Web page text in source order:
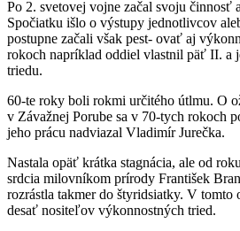
Po 2. svetovej vojne začal svoju činnosť
Spočiatku išlo o výstupy jednotlivcov
postupne začali však pest- ovať aj
rokoch napríklad oddiel vlastnil päť II. a
triedu.
60-te roky boli rokmi určitého útlmu. O
v Závažnej Porube sa v 70-tych rokoch
jeho prácu nadviazal Vladimír Jurečka.
Nastala opäť krátka stagnácia, ale od
srdcia milovníkom prírody František
rozrástla takmer do štyridsiatky. V tomto
desať nositeľov výkonnostných tried.